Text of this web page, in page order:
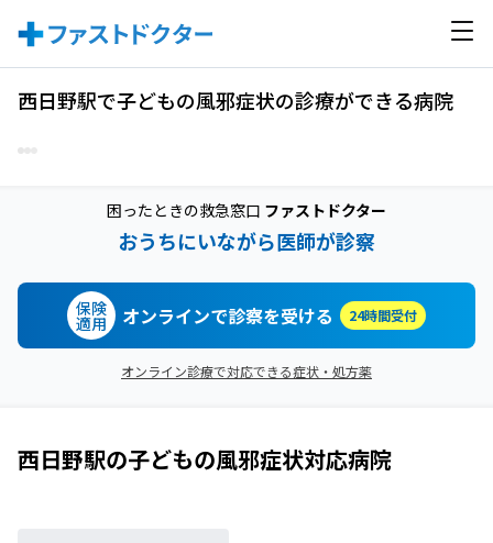
西日野駅で子どもの風邪症状の診療ができる病院
困ったときの救急窓口 ファストドクター
おうちにいながら医師が診察
保険
適用 オンラインで診察を受ける 24時間受付
オンライン診療で対応できる症状・処方薬
西日野駅の子どもの風邪症状対応病院